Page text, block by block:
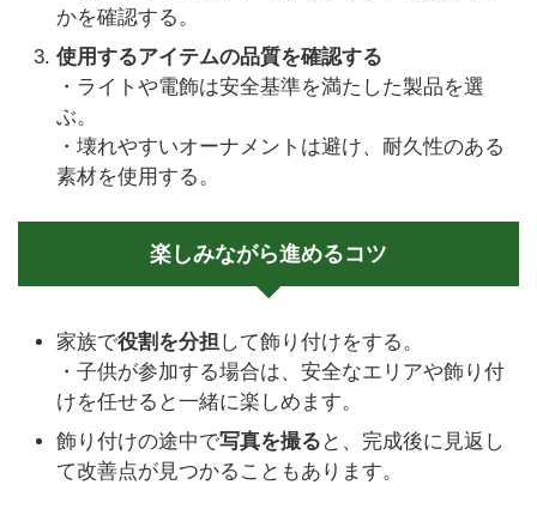
かを確認する。
使用するアイテムの品質を確認する
・ライトや電飾は安全基準を満たした製品を選
ぶ。
・壊れやすいオーナメントは避け、耐久性のある
素材を使用する。
楽しみながら進めるコツ
家族で役割を分担 して飾り付けをする。
・子供が参加する場合は、安全なエリアや飾り付
けを任せると一緒に楽しめます。
飾り付けの途中で写真を撮る と、完成後に見返し
て改善点が見つかることもあります。